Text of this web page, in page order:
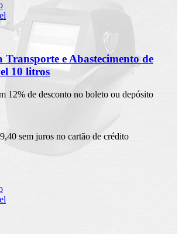
Transporte e Abastecimento de
10 litros
12% de desconto no boleto ou depósito
sem juros no cartão de crédito